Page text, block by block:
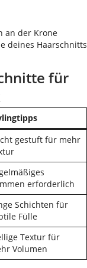
an der Krone
deines Haarschnitts
für
gestuft für mehr
erforderlich
Schichten für
Fülle
Textur für
Volumen